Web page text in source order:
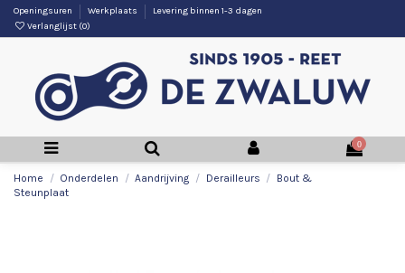
Openingsuren Werkplaats
Levering binnen 1-3 dagen
Verlanglijst (0)
0
Home Onderdelen Aandrijving Derailleurs
Bout &
Steunplaat